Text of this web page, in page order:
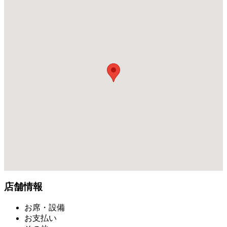
店舗情報
お席・設備
お支払い